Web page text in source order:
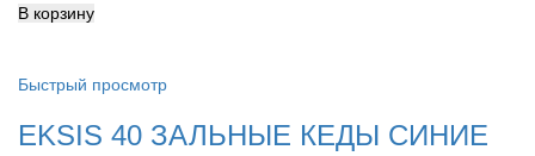
В корзину
Быстрый просмотр
EKSIS 40 ЗАЛЬНЫЕ КЕДЫ СИНИЕ